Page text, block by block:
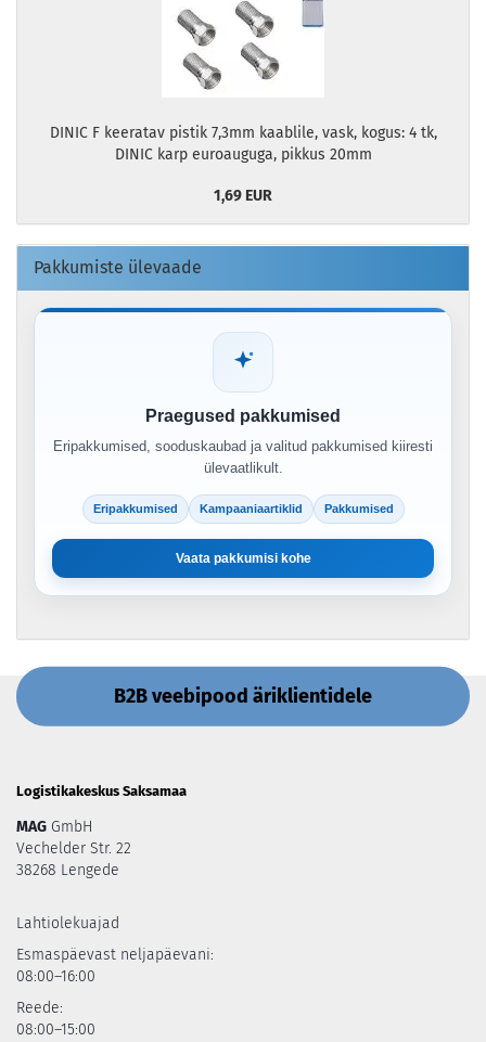
DINIC F keeratav pistik 7,3mm kaablile, vask, kogus: 4 tk,
DINIC karp euroauguga, pikkus 20mm
1,69 EUR
Pakkumiste ülevaade
Praegused pakkumised
Eripakkumised, sooduskaubad ja valitud pakkumised kiiresti
ülevaatlikult.
Eripakkumised Kampaaniaartiklid Pakkumised
Vaata pakkumisi kohe
B2B veebipood äriklientidele
Logistikakeskus Saksamaa
MAG GmbH
Vechelder Str. 22
38268 Lengede
Lahtiolekuajad
Esmaspäevast neljapäevani:
08:00–16:00
Reede:
08:00–15:00